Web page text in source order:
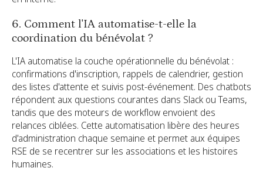
6. Comment l'IA automatise-t-elle la
coordination du bénévolat ?
L'IA automatise la couche opérationnelle du bénévolat :
confirmations d'inscription, rappels de calendrier, gestion
des listes d'attente et suivis post-événement. Des chatbots
répondent aux questions courantes dans Slack ou Teams,
tandis que des moteurs de workflow envoient des
relances ciblées. Cette automatisation libère des heures
d'administration chaque semaine et permet aux équipes
RSE de se recentrer sur les associations et les histoires
humaines.